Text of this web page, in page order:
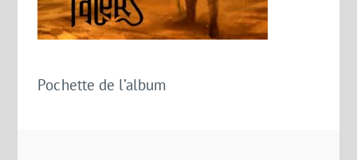
Pochette de l’album